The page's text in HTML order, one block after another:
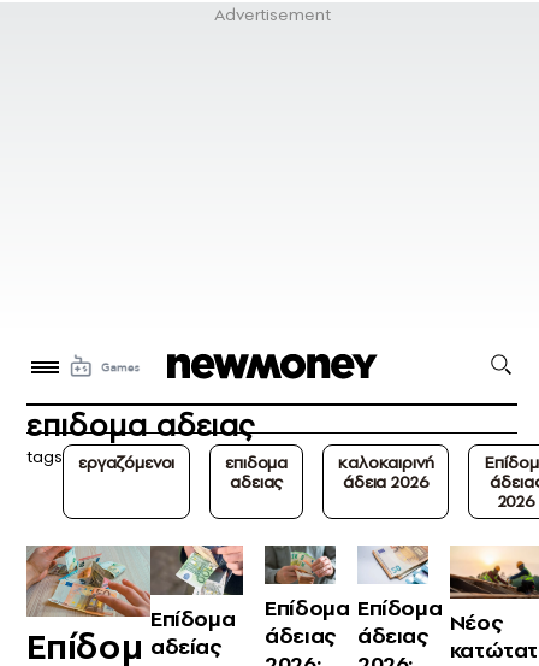
επιδομα αδειας
tags εργαζόμενοι
επιδομα
αδειας
καλοκαιρινή
άδεια 2026
2026
Επίδομ
Επίδομα
αδείας
Επίδομα
άδειας
Επίδομα
άδειας
Νέος